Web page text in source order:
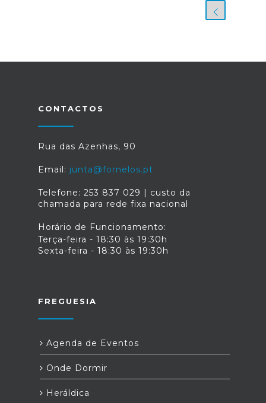
CONTACTOS
Rua das Azenhas, 90
Email: junta@fornelos.pt
Telefone: 253 837 029 | custo da
chamada para rede fixa nacional
Horário de Funcionamento:
Terça-feira - 18:30 às 19:30h
Sexta-feira - 18:30 às 19:30h
FREGUESIA
Agenda de Eventos
Onde Dormir
Heráldica